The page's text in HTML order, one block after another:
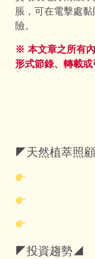
脹，可在電擊處
險。
※ 本文章之所有
形式節錄、轉載或
◤天然植萃照
◤投資趨勢◢